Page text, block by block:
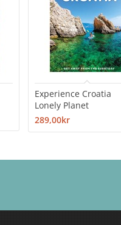
Experience Croatia
Lonely Planet
289,00kr